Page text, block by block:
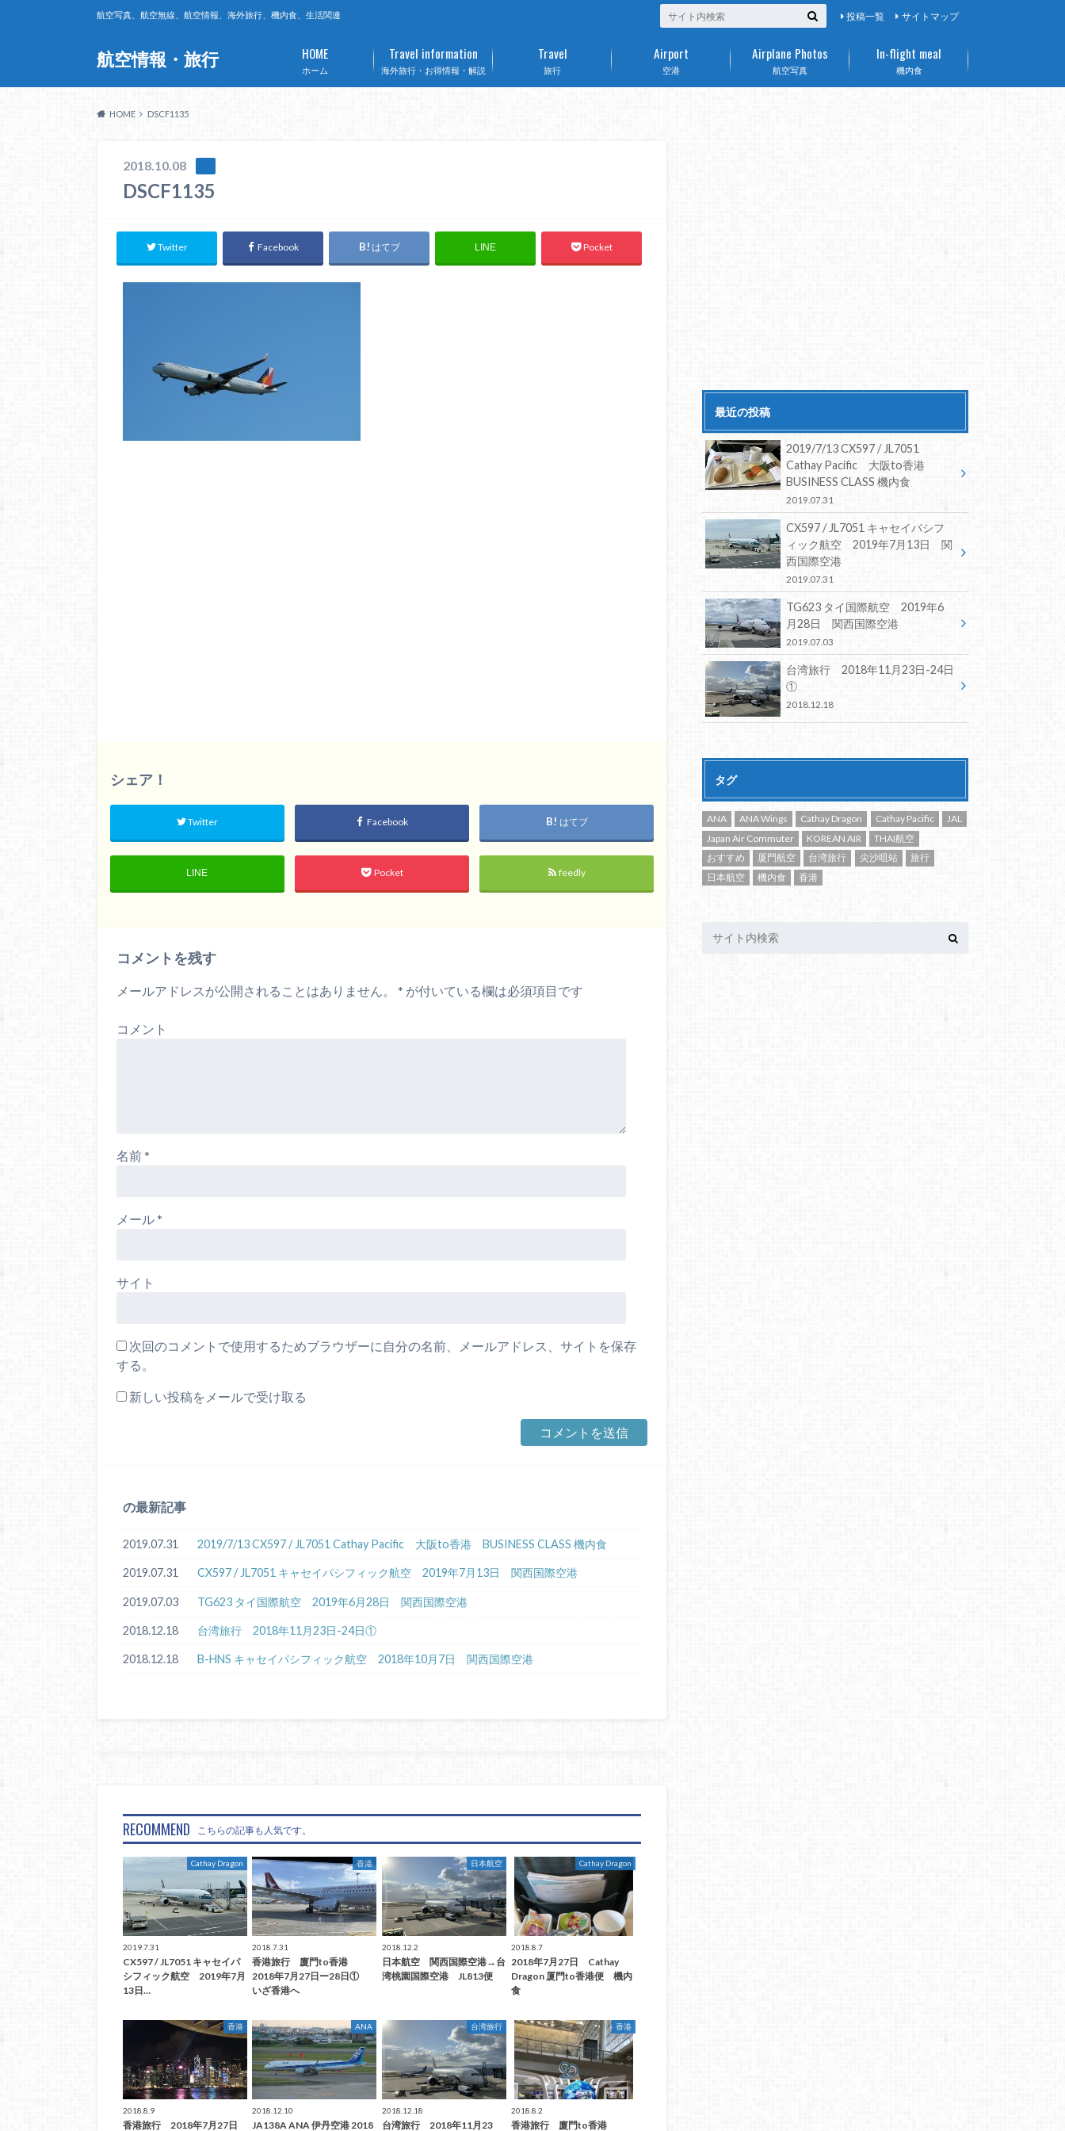
航空情報・旅行
航空写真、航空無線、航空情報、海外旅行、機内食、生活関連 投稿一覧 サイトマップ
ホーム
HOME
海外旅行・お得情報・解説
Travel information
旅行
Travel
空港
Airport
航空写真
Airplane Photos
機内食
In-flight meal
HOME DSCF1135
2018.10.08
DSCF1135
Twitter Facebook はてブ LINE Pocket
シェア！
Twitter Facebook はてブ
LINE Pocket feedly
コメントを残す
メールアドレスが公開されることはありません。 * が付いている欄は必須項目です
コメント
名前*
メール*
サイト
次回のコメントで使用するためブラウザーに自分の名前、メールアドレス、サイトを保存
する。
新しい投稿をメールで受け取る
の最新記事
2019.07.31 2019/7/13 CX597 / JL7051 Cathay Pacific 大阪to香港 BUSINESS CLASS 機内食
2019.07.31 CX597 / JL7051 キャセイパシフィック航空 2019年7月13日 関西国際空港
2019.07.03 TG623 タイ国際航空 2019年6月28日 関西国際空港
2018.12.18 台湾旅行 2018年11月23日-24日①
2018.12.18 B-HNS キャセイパシフィック航空 2018年10月7日 関西国際空港
RECOMMEND こちらの記事も人気です。
Cathay Dragon
2019.7.31
CX597 / JL7051 キャセイパ
シフィック航空 2019年7月
13日…
香港
2018.7.31
香港旅行 廈門to香港
2018年7月27日ー28日①
いざ香港へ
日本航空
2018.12.2
日本航空 関西国際空港→台
湾桃園国際空港 JL813便
Cathay Dragon
2018.8.7
2018年7月27日 Cathay
Dragon 厦門to香港便 機内
食
香港
2018.8.9
香港旅行 2018年7月27日
ANA
2018.12.10
JA138A ANA 伊丹空港 2018
台湾旅行
2018.12.18
台湾旅行 2018年11月23
香港
2018.8.2
香港旅行 廈門to香港
最近の投稿
2019/7/13 CX597 / JL7051
Cathay Pacific 大阪to香港
BUSINESS CLASS 機内食
2019.07.31
CX597 / JL7051 キャセイパシフ
ィック航空 2019年7月13日 関
西国際空港
2019.07.31
TG623 タイ国際航空 2019年6
月28日 関西国際空港
2019.07.03
台湾旅行 2018年11月23日-24日
①
2018.12.18
タグ
ANA ANA Wings Cathay Dragon Cathay Pacific
JAL
Japan Air Commuter
KOREAN AIR
THAI航空
おすすめ
厦門航空 台湾旅行 尖沙咀站
旅行
日本航空
機内食 香港